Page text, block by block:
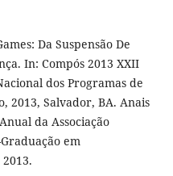
Da Suspensão De
In: Compós 2013 XXII
dos Programas de
2013, Salvador, BA. Anais
da Associação
em